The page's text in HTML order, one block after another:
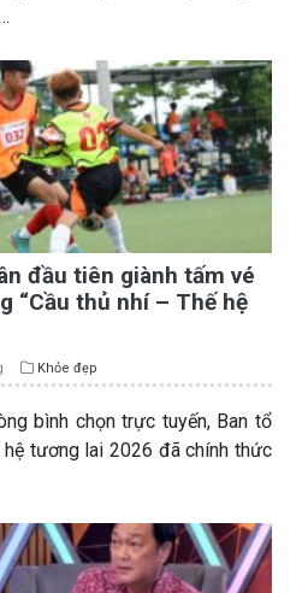
đầu tiên giành tấm vé
“Cầu thủ nhí – Thế hệ
Khỏe đẹp
bình chọn trực tuyến, Ban tổ
tương lai 2026 đã chính thức